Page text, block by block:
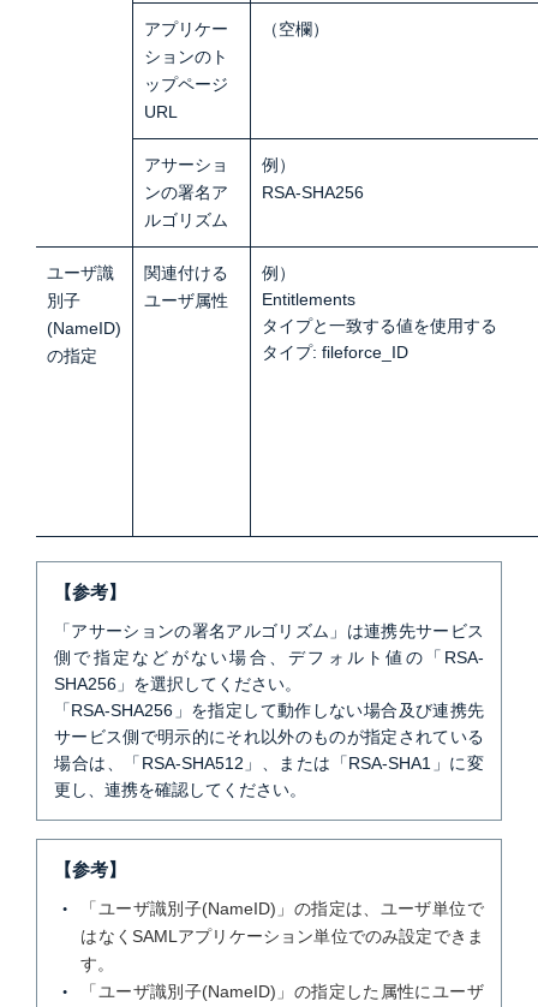
アプリケー
ションのト
ップページ
URL
（空欄）
アサーショ
ンの署名ア
ルゴリズム
例）
RSA-SHA256
ユーザ識
別子
(NameID)
の指定
関連付ける
ユーザ属性
例）
Entitlements
タイプと一致する値を使用する
タイプ: fileforce_ID
【参考】
「アサーションの署名アルゴリズム」は連携先サービス
側で指定などがない場合、デフォルト値の「RSA-
SHA256」を選択してください。
「RSA-SHA256」を指定して動作しない場合及び連携先
サービス側で明示的にそれ以外のものが指定されている
場合は、「RSA-SHA512」、または「RSA-SHA1」に変
更し、連携を確認してください。
【参考】
「ユーザ識別子(NameID)」の指定は、ユーザ単位で
はなくSAMLアプリケーション単位でのみ設定できま
す。
「ユーザ識別子(NameID)」の指定した属性にユーザ